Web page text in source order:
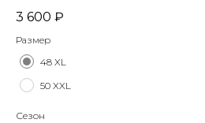
3 600 ₽
Размер
48 XL
50 XXL
Сезон